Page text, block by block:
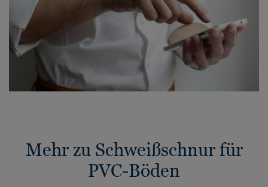
Mehr zu Schweißschnur für
PVC-Böden